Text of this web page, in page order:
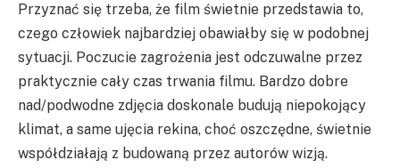
Przyznać się trzeba, że film świetnie przedstawia to,
czego człowiek najbardziej obawiałby się w podobnej
sytuacji. Poczucie zagrożenia jest odczuwalne przez
praktycznie cały czas trwania filmu. Bardzo dobre
nad/podwodne zdjęcia doskonale budują niepokojący
klimat, a same ujęcia rekina, choć oszczędne, świetnie
współdziałają z budowaną przez autorów wizją.